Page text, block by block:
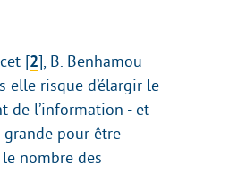
[2], B. Benhamou
elle risque d’élargir le
de l’information - et
pour être
nombre des